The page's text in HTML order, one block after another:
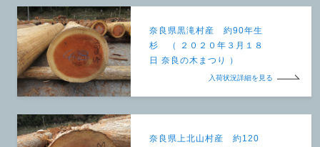
奈良県黒滝村産 約90年生
杉 （ ２０２０年３月１８
日 奈良の木まつり ）
入荷状況詳細を見る
奈良県上北山村産 約120